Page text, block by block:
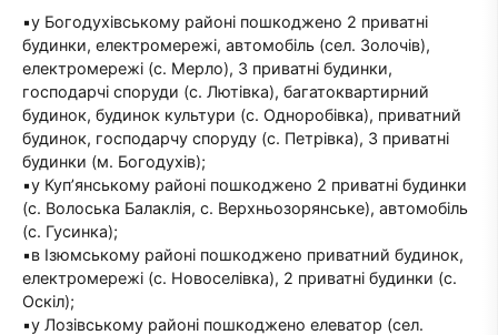
▪️у Богодухівському районі пошкоджено 2 приватні
будинки, електромережі, автомобіль (сел. Золочів),
електромережі (с. Мерло), 3 приватні будинки,
господарчі споруди (с. Лютівка), багатоквартирний
будинок, будинок культури (с. Одноробівка), приватний
будинок, господарчу споруду (с. Петрівка), 3 приватні
будинки (м. Богодухів);
▪️у Куп’янському районі пошкоджено 2 приватні будинки
(с. Волоська Балаклія, с. Верхньозорянське), автомобіль
(с. Гусинка);
▪️в Ізюмському районі пошкоджено приватний будинок,
електромережі (с. Новоселівка), 2 приватні будинки (с.
Оскіл);
▪️у Лозівському районі пошкоджено елеватор (сел.